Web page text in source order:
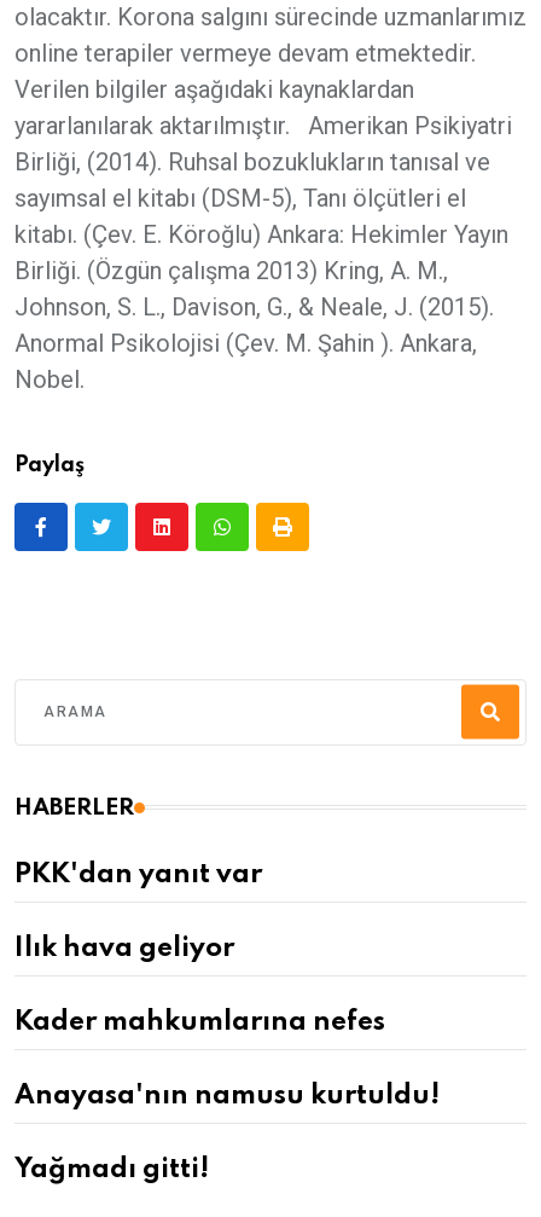
olacaktır. Korona salgını sürecinde uzmanlarımız
online terapiler vermeye devam etmektedir.
Verilen bilgiler aşağıdaki kaynaklardan
yararlanılarak aktarılmıştır. Amerikan Psikiyatri
Birliği, (2014). Ruhsal bozuklukların tanısal ve
sayımsal el kitabı (DSM-5), Tanı ölçütleri el
kitabı. (Çev. E. Köroğlu) Ankara: Hekimler Yayın
Birliği. (Özgün çalışma 2013) Kring, A. M.,
Johnson, S. L., Davison, G., & Neale, J. (2015).
Anormal Psikolojisi (Çev. M. Şahin ). Ankara,
Nobel.
Paylaş
HABERLER
PKK'dan yanıt var
Ilık hava geliyor
Kader mahkumlarına nefes
Anayasa'nın namusu kurtuldu!
Yağmadı gitti!